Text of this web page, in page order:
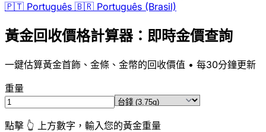
🇵🇹 Português 🇧🇷 Português (Brasil)
黃金回收價格計算器：即時金價查詢
一鍵估算黃金首飾、金條、金幣的回收價值 • 每30分鐘更新
重量
點擊 👆 上方數字，輸入您的黃金重量